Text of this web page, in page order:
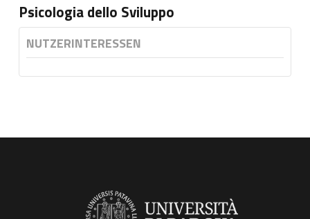
Psicologia dello Sviluppo
NUTZERINTERESSEN